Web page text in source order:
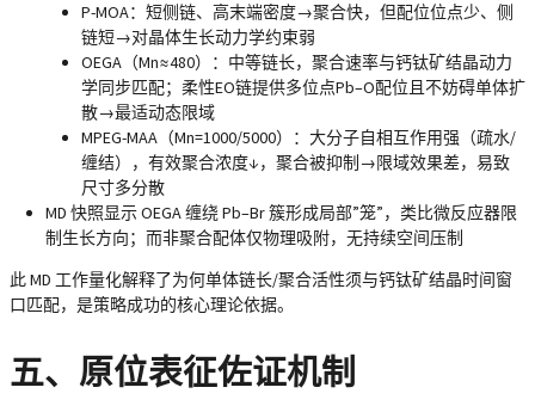
P-MOA：短侧链、高末端密度→聚合快，但配位位点少、侧
链短→对晶体生长动力学约束弱
OEGA（Mn≈480）
：中等链长，聚合速率与钙钛矿结晶动力
学同步匹配；柔性EO链提供多位点Pb–O配位且不妨碍单体扩
散→最适动态限域
MPEG-MAA（Mn=1000/5000）
：大分子自相互作用强（疏水/
缠结），有效聚合浓度↓，聚合被抑制→限域效果差，易致
尺寸多分散
MD 快照显示 OEGA 缠绕 Pb–Br 簇形成局部”笼”，类比微反应器限
制生长方向；而非聚合配体仅物理吸附，无持续空间压制
此 MD 工作量化解释了为何单体链长/聚合活性须与钙钛矿结晶时间窗
口匹配，是策略成功的核心理论依据。
五、原位表征佐证机制